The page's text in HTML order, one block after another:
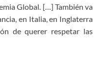
Global. […] También va
en Italia, en Inglaterra
de querer respetar las